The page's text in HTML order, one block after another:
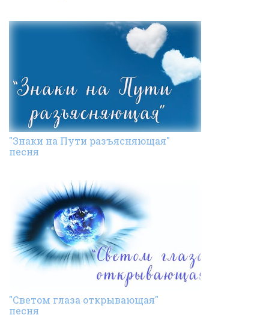
"Знаки на Пути разъясняющая"
песня
"Светом глаза открывающая"
песня